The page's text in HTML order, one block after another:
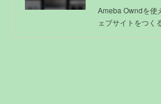
Ameba Owndを使
ェブサイトをつく